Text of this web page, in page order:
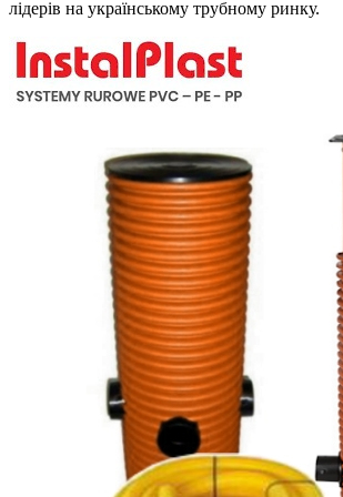
лідерів на українському трубному ринку.